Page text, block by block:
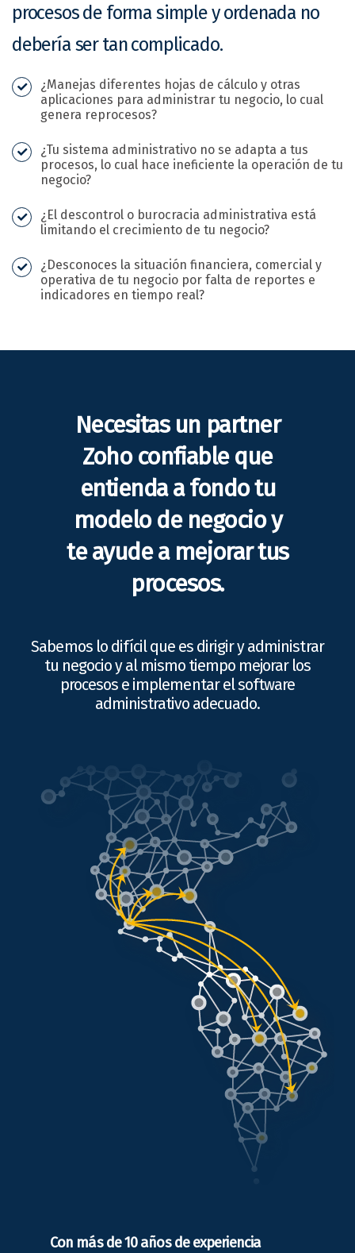
procesos de forma simple y ordenada no
debería ser tan complicado.
¿Manejas diferentes hojas de cálculo y otras
aplicaciones para administrar tu negocio, lo cual
genera reprocesos?
¿Tu sistema administrativo no se adapta a tus
procesos, lo cual hace ineficiente la operación de tu
negocio?
¿El descontrol o burocracia administrativa está
limitando el crecimiento de tu negocio?
¿Desconoces la situación financiera, comercial y
operativa de tu negocio por falta de reportes e
indicadores en tiempo real?
Necesitas un partner
Zoho confiable que
entienda a fondo tu
modelo de negocio y
te ayude a mejorar tus
procesos.
Sabemos lo difícil que es dirigir y administrar
tu negocio y al mismo tiempo mejorar los
procesos e implementar el software
administrativo adecuado.
Con más de 10 años de experiencia